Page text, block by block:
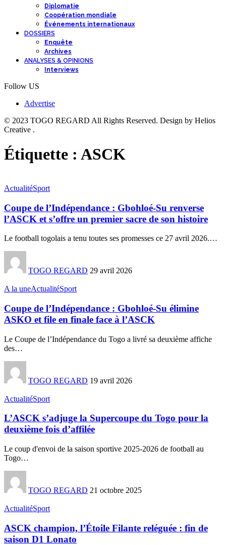
Diplomatie
Coopération mondiale
Événements internationaux
DOSSIERS
Enquête
Archives
ANALYSES & OPINIONS
Interviews
Follow US
Advertise
© 2023 TOGO REGARD All Rights Reserved. Design by Helios
Creative .
Étiquette : ASCK
ActualitéSport
Coupe de l’Indépendance : Gbohloé-Su renverse
l’ASCK et s’offre un premier sacre de son histoire
Le football togolais a tenu toutes ses promesses ce 27 avril 2026.…
TOGO REGARD 29 avril 2026
A la uneActualitéSport
Coupe de l’Indépendance : Gbohloé-Su élimine
ASKO et file en finale face à l’ASCK
Le Coupe de l’Indépendance du Togo a livré sa deuxième affiche
des…
TOGO REGARD 19 avril 2026
ActualitéSport
L’ASCK s’adjuge la Supercoupe du Togo pour la
deuxième fois d’affilée
Le coup d'envoi de la saison sportive 2025-2026 de football au
Togo…
TOGO REGARD 21 octobre 2025
ActualitéSport
ASCK champion, l’Étoile Filante reléguée : fin de
saison D1 Lonato